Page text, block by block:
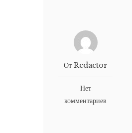
От Redactor
Нет
комментариев